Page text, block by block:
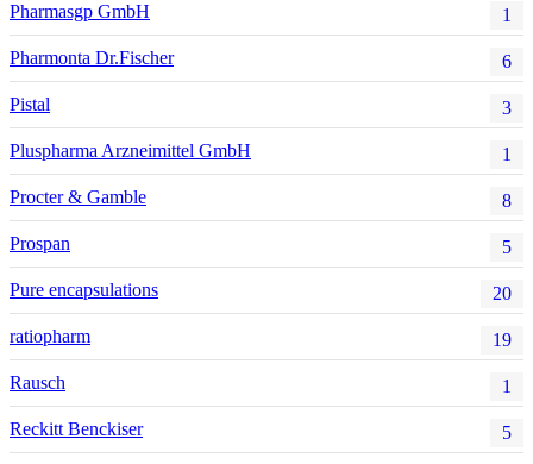
Pharmasgp GmbH 1
Pharmonta Dr.Fischer 6
Pistal 3
Pluspharma Arzneimittel GmbH 1
Procter & Gamble 8
Prospan 5
Pure encapsulations 20
ratiopharm 19
Rausch 1
Reckitt Benckiser 5